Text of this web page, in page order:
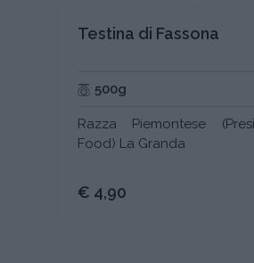
Testina di Fassona
500g
Razza Piemontese
Food) La Granda
€ 4,90